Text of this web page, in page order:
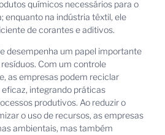
químicos necessários para o
enquanto na indústria têxtil, ele
de corantes e aditivos.
desempenha um papel importante
Com um controle
as empresas podem reciclar
integrando práticas
produtivos. Ao reduzir o
o uso de recursos, as empresas
ambientais, mas também